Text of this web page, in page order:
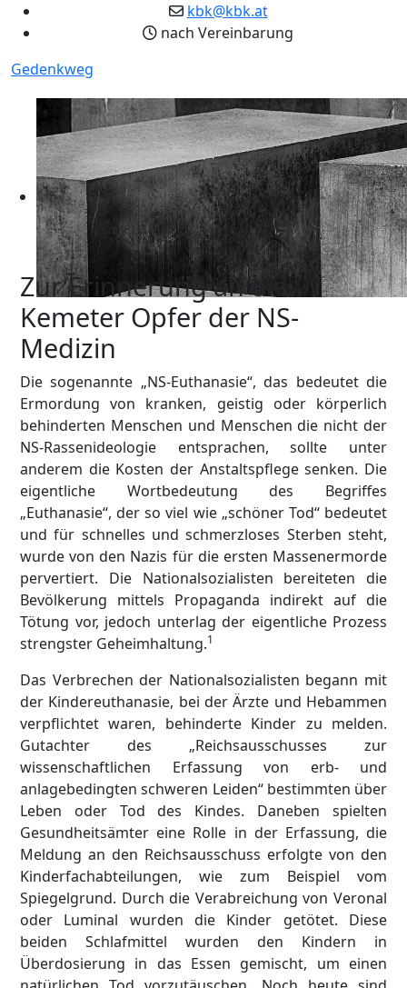
kbk@kbk.at
nach Vereinbarung
Gedenkweg
Zur Erinnerung an die
Kemeter Opfer der NS-
Medizin
Die sogenannte „NS-Euthanasie“, das bedeutet die
Ermordung von kranken, geistig oder körperlich
behinderten Menschen und Menschen die nicht der
NS-Rassenideologie entsprachen, sollte unter
anderem die Kosten der Anstaltspflege senken. Die
eigentliche Wortbedeutung des Begriffes
„Euthanasie“, der so viel wie „schöner Tod“ bedeutet
und für schnelles und schmerzloses Sterben steht,
wurde von den Nazis für die ersten Massenermorde
pervertiert. Die Nationalsozialisten bereiteten die
Bevölkerung mittels Propaganda indirekt auf die
Tötung vor, jedoch unterlag der eigentliche Prozess
strengster Geheimhaltung.1
Das Verbrechen der Nationalsozialisten begann mit
der Kindereuthanasie, bei der Ärzte und Hebammen
verpflichtet waren, behinderte Kinder zu melden.
Gutachter des „Reichsausschusses zur
wissenschaftlichen Erfassung von erb- und
anlagebedingten schweren Leiden“ bestimmten über
Leben oder Tod des Kindes. Daneben spielten
Gesundheitsämter eine Rolle in der Erfassung, die
Meldung an den Reichsausschuss erfolgte von den
Kinderfachabteilungen, wie zum Beispiel vom
Spiegelgrund. Durch die Verabreichung von Veronal
oder Luminal wurden die Kinder getötet. Diese
beiden Schlafmittel wurden den Kindern in
Überdosierung in das Essen gemischt, um einen